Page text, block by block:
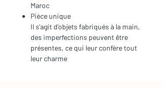
Maroc
Pièce unique
Il s'agit d'objets fabriqués à la main,
des imperfections peuvent être
présentes, ce qui leur confère tout
leur charme